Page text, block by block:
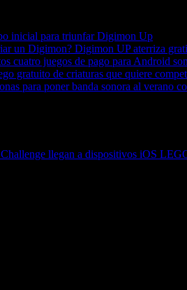
inicial para triunfar Digimon Up
un Digimon? Digimon UP aterriza
cuatro juegos de pago para Android
gratuito de criaturas que quiere
para poner banda sonora al verano
llegan a dispositivos iOS